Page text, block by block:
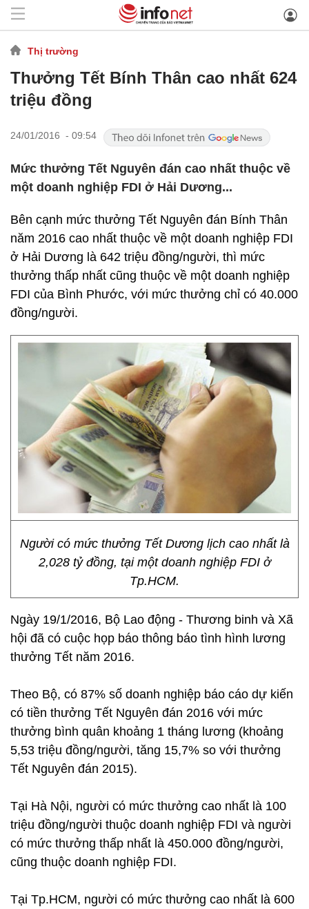
Thị trường
Thưởng Tết Bính Thân cao nhất 624
triệu đồng
24/01/2016 - 09:54
Mức thưởng Tết Nguyên đán cao nhất thuộc về
một doanh nghiệp FDI ở Hải Dương...
Bên cạnh mức thưởng Tết Nguyên đán Bính Thân
năm 2016 cao nhất thuộc về một doanh nghiệp FDI
ở Hải Dương là 642 triệu đồng/người, thì mức
thưởng thấp nhất cũng thuộc về một doanh nghiệp
FDI của Bình Phước, với mức thưởng chỉ có 40.000
đồng/người.
Người có mức thưởng Tết Dương lịch cao nhất là
2,028 tỷ đồng, tại một doanh nghiệp FDI ở
Tp.HCM.
Ngày 19/1/2016, Bộ Lao động - Thương binh và Xã
hội đã có cuộc họp báo thông báo tình hình lương
thưởng Tết năm 2016.
Theo Bộ, có 87% số doanh nghiệp báo cáo dự kiến
có tiền thưởng Tết Nguyên đán 2016 với mức
thưởng bình quân khoảng 1 tháng lương (khoảng
5,53 triệu đồng/người, tăng 15,7% so với thưởng
Tết Nguyên đán 2015).
Tại Hà Nội, người có mức thưởng cao nhất là 100
triệu đồng/người thuộc doanh nghiệp FDI và người
có mức thưởng thấp nhất là 450.000 đồng/người,
cũng thuộc doanh nghiệp FDI.
Tại Tp.HCM, người có mức thưởng cao nhất là 600